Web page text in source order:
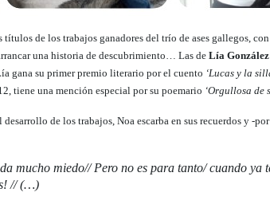
títulos de los trabajos ganadores del trío de ases gallegos,
una historia de descubrimiento… Las de Lía
gana su primer premio literario por el cuento ‘Lucas y la
tiene una mención especial por su poemario ‘Orgullosa de
de los trabajos, Noa escarba en sus recuerdos y -
mucho miedo// Pero no es para tanto/ cuando ya
// (…)